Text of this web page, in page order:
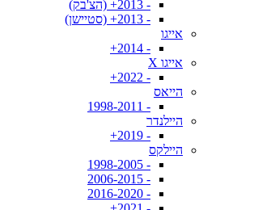
- 2013+ (הצ'בק)
- 2013+ (סטיישן)
אייגו
- 2014+
אייגו X
- 2022+
הייאס
- 1998-2011
היילנדר
- 2019+
היילקס
- 1998-2005
- 2006-2015
- 2016-2020